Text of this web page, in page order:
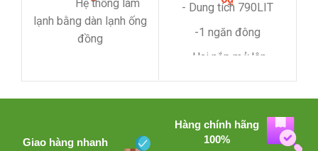
Hệ thống làm
lạnh bằng dàn lạnh ống
đồng
làm bằng thép sơn tĩnh
điện
R134a thân thiện với
- Dung tích 790LIT
-1 ngăn đông
-Hai nắp mở lên
-Đã ngừng sản xuất
Giao hàng nhanh
Hàng chính hãng
100%